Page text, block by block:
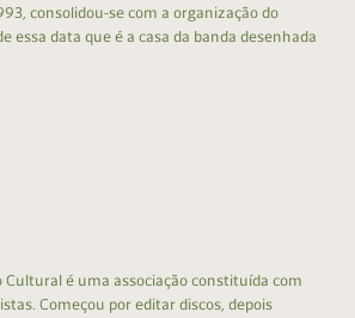
consolidou-se com a organização do
essa data que é a casa da banda desenhada
Cultural é uma associação constituída com
Começou por editar discos, depois